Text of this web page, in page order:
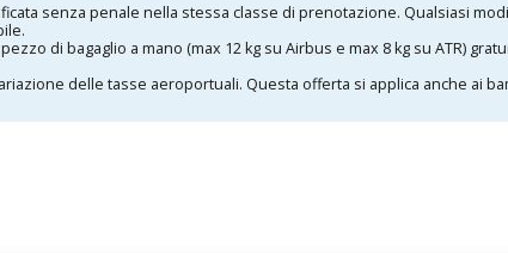
senza penale nella stessa classe di prenotazione. Qualsiasi
di bagaglio a mano (max 12 kg su Airbus e max 8 kg su ATR)
delle tasse aeroportuali. Questa offerta si applica anche ai